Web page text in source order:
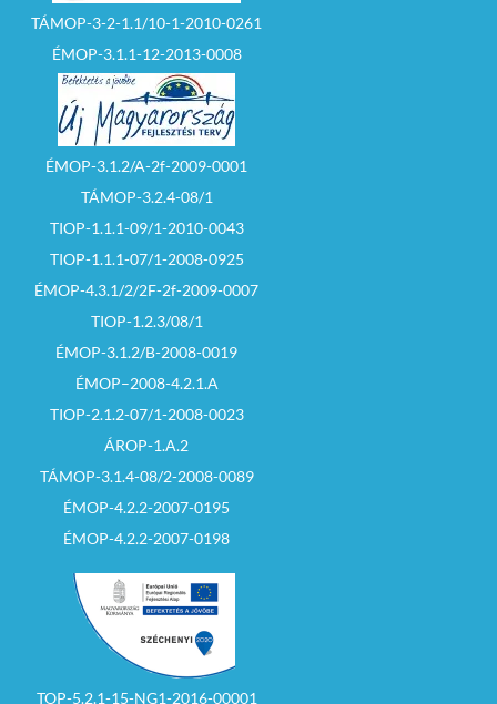
TÁMOP-3-2-1.1/10-1-2010-0261
ÉMOP-3.1.1-12-2013-0008
ÉMOP-3.1.2/A-2f-2009-0001
TÁMOP-3.2.4-08/1
TIOP-1.1.1-09/1-2010-0043
TIOP-1.1.1-07/1-2008-0925
ÉMOP-4.3.1/2/2F-2f-2009-0007
TIOP-1.2.3/08/1
ÉMOP-3.1.2/B-2008-0019
ÉMOP–2008-4.2.1.A
TIOP-2.1.2-07/1-2008-0023
ÁROP-1.A.2
TÁMOP-3.1.4-08/2-2008-0089
ÉMOP-4.2.2-2007-0195
ÉMOP-4.2.2-2007-0198
TOP-5.2.1-15-NG1-2016-00001